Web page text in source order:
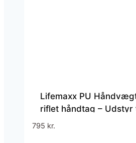
Lifemaxx PU
riflet håndtag – Udstyr
styrketræning og
795 kr.